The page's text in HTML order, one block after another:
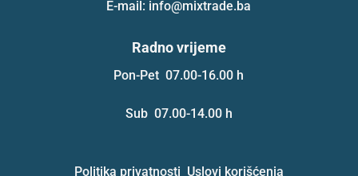
E-mail: info@mixtrade.ba
Radno vrijeme
Pon-Pet 07.00-16.00 h
Sub 07.00-14.00 h
Politika privatnosti Uslovi korišćenja